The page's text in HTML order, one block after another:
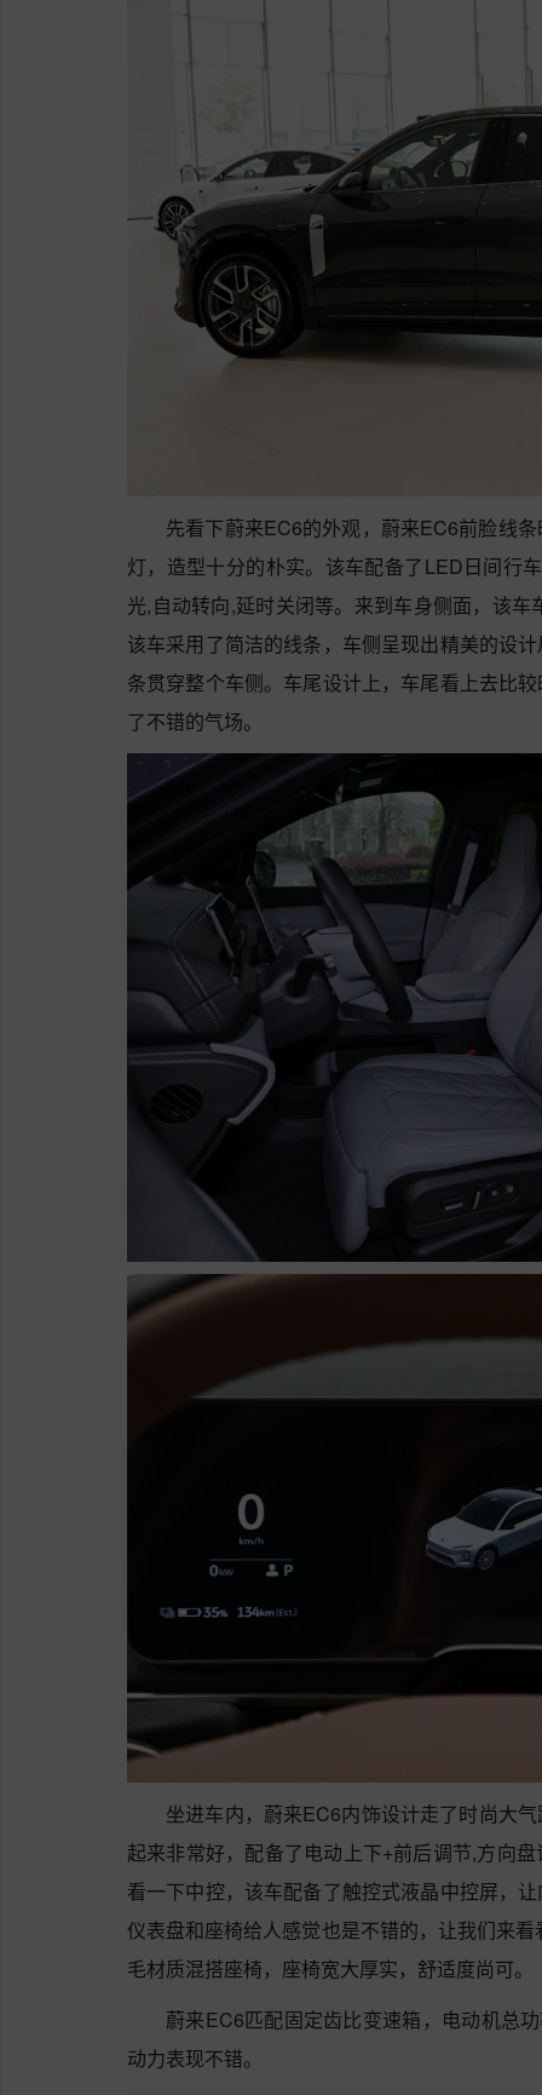
先看下蔚来EC6的外观，蔚来EC6前脸线
灯，造型十分的朴实。该车配备了LED日间行
光,自动转向,延时关闭等。来到车身侧面，该
该车采用了简洁的线条，车侧呈现出精美的设
条贯穿整个车侧。车尾设计上，车尾看上去比
了不错的气场。
坐进车内，蔚来EC6内饰设计走了时尚大
起来非常好，配备了电动上下+前后调节,方向
看一下中控，该车配备了触控式液晶中控屏，
仪表盘和座椅给人感觉也是不错的，让我们来
毛材质混搭座椅，座椅宽大厚实，舒适度尚可。
蔚来EC6匹配固定齿比变速箱，电动机总
动力表现不错。